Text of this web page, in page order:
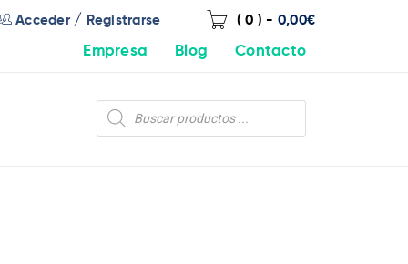
( 0 ) - 0,00€
Acceder/ Registrarse
Empresa Blog Contacto